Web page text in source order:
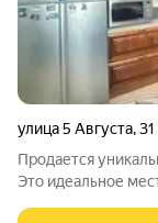
улица 5 Августа,31
Продается
Это идеальное